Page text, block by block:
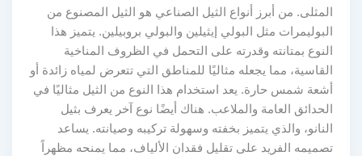
المثلى. من أبرز أنواع الثيل الصناعي هو الثيل المصنوع من
البوليمرات مثل البولي إيثيلين والبولي بروبيلين. يتميز هذا
النوع بمتانته وقدرته على التحمل في الظروف المناخية
القاسية، مما يجعله مثاليًا للمناطق التي تتعرض لمياه زائدة أو
أشعة شمس حارة. يعد استخدام هذا النوع من الثيل مثاليًا في
الحدائق العامة والملاعب. هناك أيضًا نوع آخر يعرف بثيل
النانو، والذي يتميز بخفته وسهولة تركيبه وصيانته. يساعد
تصميمه الفريد على تقليل فقدان الألياف، مما يمنحه مظهراً